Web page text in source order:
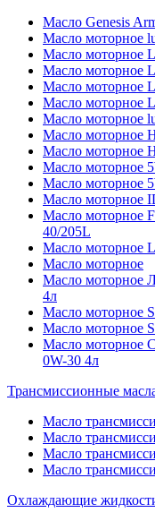
Масло Genesis
Масло моторное
Масло моторное
Масло моторное
Масло моторное
Масло моторное
Масло моторное
Масло моторное
Масло моторное
Масло моторное
Масло моторное
Масло моторное
Масло моторное
40/205L
Масло моторное
Масло моторное
Масло моторное
4л
Масло моторное
Масло моторное
Масло моторное
0W-30 4л
Трансмиссионные
Масло
Масло
Масло
Масло
Охлаждающие